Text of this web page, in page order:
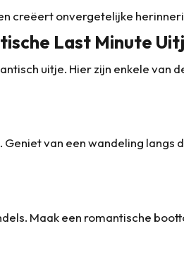
creëert onvergetelijke
Last Minute
uitje. Hier zijn enkele van
van een wandeling langs
Maak een romantische